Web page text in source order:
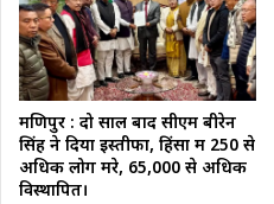
मणिपुर : दो साल बाद सीएम बीरेन
सिंह ने दिया इस्तीफा, हिंसा में 250 से
अधिक लोग मरे, 65,000 से अधिक
विस्थापित।